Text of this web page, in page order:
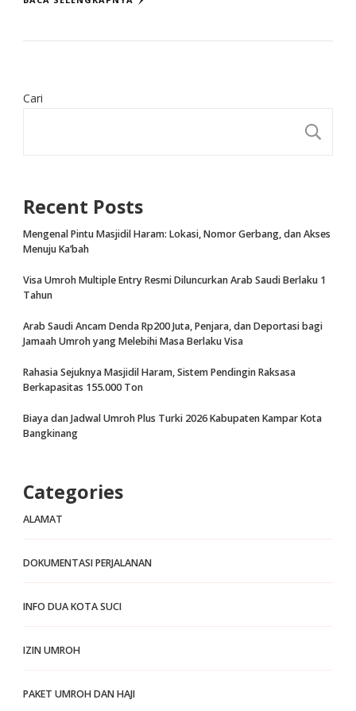
Cari
Recent Posts
Mengenal Pintu Masjidil Haram: Lokasi, Nomor Gerbang, dan Akses
Menuju Ka’bah
Visa Umroh Multiple Entry Resmi Diluncurkan Arab Saudi Berlaku 1
Tahun
Arab Saudi Ancam Denda Rp200 Juta, Penjara, dan Deportasi bagi
Jamaah Umroh yang Melebihi Masa Berlaku Visa
Rahasia Sejuknya Masjidil Haram, Sistem Pendingin Raksasa
Berkapasitas 155.000 Ton
Biaya dan Jadwal Umroh Plus Turki 2026 Kabupaten Kampar Kota
Bangkinang
Categories
ALAMAT
DOKUMENTASI PERJALANAN
INFO DUA KOTA SUCI
IZIN UMROH
PAKET UMROH DAN HAJI